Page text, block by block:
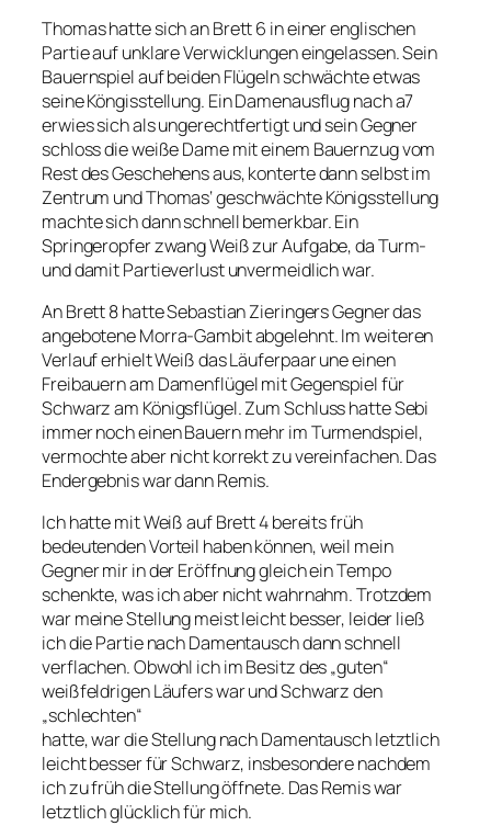
Thomas hatte sich an Brett 6 in einer englischen
Partie auf unklare Verwicklungen eingelassen. Sein
Bauernspiel auf beiden Flügeln schwächte etwas
seine Köngisstellung. Ein Damenausflug nach a7
erwies sich als ungerechtfertigt und sein Gegner
schloss die weiße Dame mit einem Bauernzug vom
Rest des Geschehens aus, konterte dann selbst im
Zentrum und Thomas‘ geschwächte Königsstellung
machte sich dann schnell bemerkbar. Ein
Springeropfer zwang Weiß zur Aufgabe, da Turm-
und damit Partieverlust unvermeidlich war.
An Brett 8 hatte Sebastian Zieringers Gegner das
angebotene Morra-Gambit abgelehnt. Im weiteren
Verlauf erhielt Weiß das Läuferpaar une einen
Freibauern am Damenflügel mit Gegenspiel für
Schwarz am Königsflügel. Zum Schluss hatte Sebi
immer noch einen Bauern mehr im Turmendspiel,
vermochte aber nicht korrekt zu vereinfachen. Das
Endergebnis war dann Remis.
Ich hatte mit Weiß auf Brett 4 bereits früh
bedeutenden Vorteil haben können, weil mein
Gegner mir in der Eröffnung gleich ein Tempo
schenkte, was ich aber nicht wahrnahm. Trotzdem
war meine Stellung meist leicht besser, leider ließ
ich die Partie nach Damentausch dann schnell
verflachen. Obwohl ich im Besitz des „guten“
weißfeldrigen Läufers war und Schwarz den
„schlechten“
hatte, war die Stellung nach Damentausch letztlich
leicht besser für Schwarz, insbesondere nachdem
ich zu früh die Stellung öffnete. Das Remis war
letztlich glücklich für mich.